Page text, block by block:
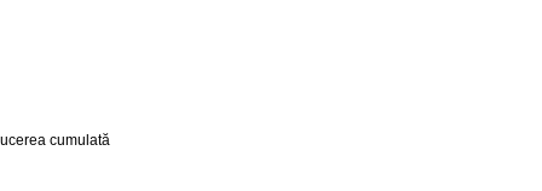
cumulată